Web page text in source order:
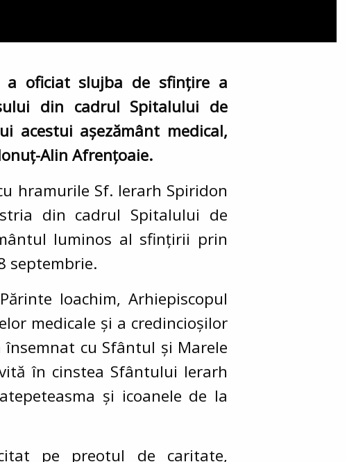
a oficiat slujba de sfințire a
din cadrul Spitalului de
acestui așezământ medical,
Alin Afrențoaie.
hramurile Sf. Ierarh Spiridon
din cadrul Spitalului de
luminos al sfințirii prin
septembrie.
Ioachim, Arhiepiscopul
medicale și a credincioșilor
cu Sfântul și Marele
în cinstea Sfântului Ierarh
și icoanele de la
pe preotul de caritate,